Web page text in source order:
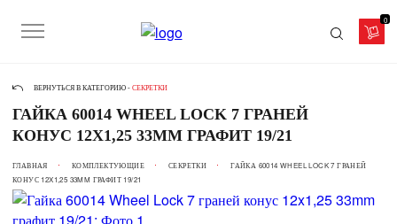
0
ВЕРНУТЬСЯ В КАТЕГОРИЮ - СЕКРЕТКИ
ГАЙКА 60014 WHEEL LOCK 7 ГРАНЕЙ
КОНУС 12X1,25 33MM ГРАФИТ 19/21
ГЛАВНАЯ КОМПЛЕКТУЮЩИЕ СЕКРЕТКИ
ГАЙКА 60014 WHEEL LOCK 7 ГРАНЕЙ
КОНУС 12X1,25 33MM ГРАФИТ 19/21